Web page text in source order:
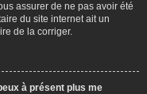
assurer de ne pas avoir été
du site internet ait un
de la corriger.
à présent plus me